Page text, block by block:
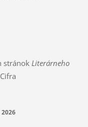
stránok Literárneho